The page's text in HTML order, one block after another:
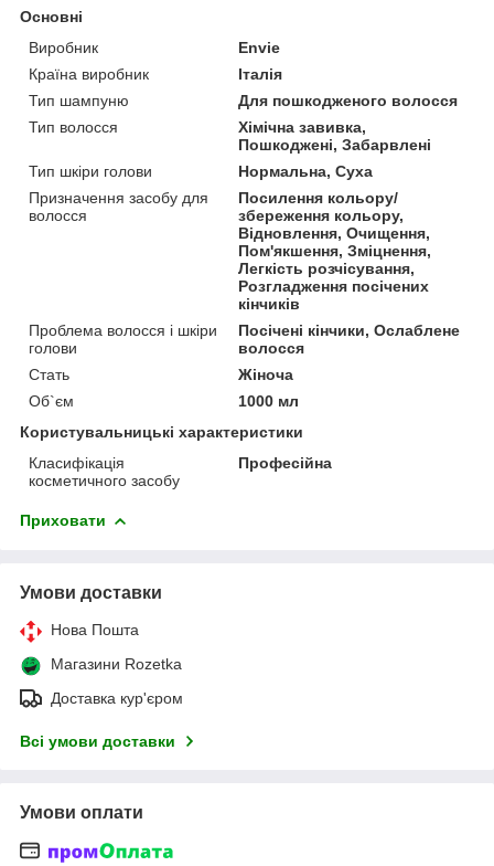
Основні
Виробник
Envie
Країна виробник
Італія
Тип шампуню
Для пошкодженого волосся
Тип волосся
Хімічна завивка,
Пошкоджені, Забарвлені
Тип шкіри голови
Нормальна, Суха
Призначення засобу для
волосся
Посилення кольору/
збереження кольору,
Відновлення, Очищення,
Пом'якшення, Зміцнення,
Легкість розчісування,
Розгладження посічених
кінчиків
Проблема волосся і шкіри
голови
Посічені кінчики, Ослаблене
волосся
Стать
Жіноча
Об`єм
1000 мл
Користувальницькі характеристики
Класифікація
косметичного засобу
Професійна
Приховати
Умови доставки
Нова Пошта
Магазини Rozetka
Доставка кур'єром
Всі умови доставки
Умови оплати